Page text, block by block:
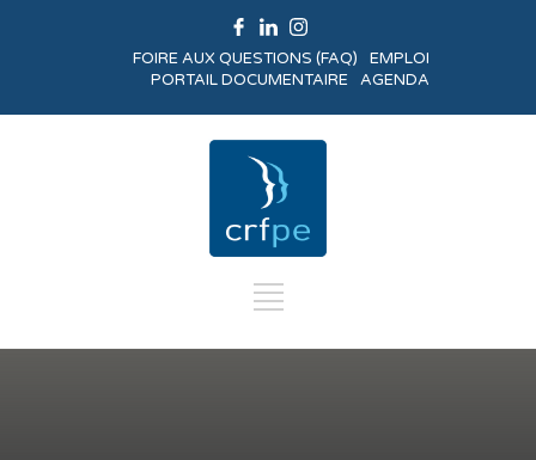
EMPLOI
FOIRE AUX QUESTIONS (FAQ)
AGENDA
PORTAIL DOCUMENTAIRE